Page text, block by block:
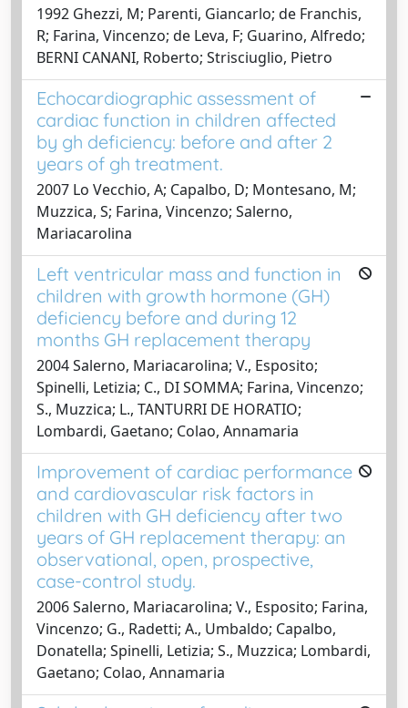
1992 Ghezzi, M; Parenti, Giancarlo; de Franchis,
R; Farina, Vincenzo; de Leva, F; Guarino, Alfredo;
BERNI CANANI, Roberto; Strisciuglio, Pietro
Echocardiographic assessment of
cardiac function in children affected
by gh deficiency: before and after 2
years of gh treatment.
2007 Lo Vecchio, A; Capalbo, D; Montesano, M;
Muzzica, S; Farina, Vincenzo; Salerno,
Mariacarolina
Left ventricular mass and function in
children with growth hormone (GH)
deficiency before and during 12
months GH replacement therapy
2004 Salerno, Mariacarolina; V., Esposito;
Spinelli, Letizia; C., DI SOMMA; Farina, Vincenzo;
S., Muzzica; L., TANTURRI DE HORATIO;
Lombardi, Gaetano; Colao, Annamaria
Improvement of cardiac performance
and cardiovascular risk factors in
children with GH deficiency after two
years of GH replacement therapy: an
observational, open, prospective,
case-control study.
2006 Salerno, Mariacarolina; V., Esposito; Farina,
Vincenzo; G., Radetti; A., Umbaldo; Capalbo,
Donatella; Spinelli, Letizia; S., Muzzica; Lombardi,
Gaetano; Colao, Annamaria